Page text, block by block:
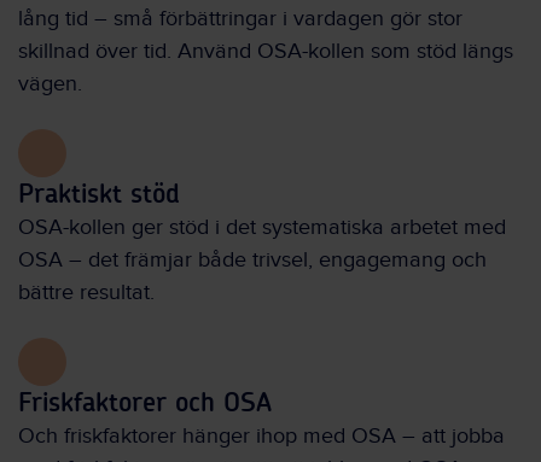
lång tid – små förbättringar i vardagen gör stor
skillnad över tid. Använd OSA-kollen som stöd längs
vägen.
Praktiskt stöd
OSA-kollen ger stöd i det systematiska arbetet med
OSA – det främjar både trivsel, engagemang och
bättre resultat.
Friskfaktorer och OSA
Och friskfaktorer hänger ihop med OSA – att jobba